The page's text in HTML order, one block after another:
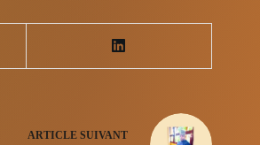
ARTICLESUIVANT